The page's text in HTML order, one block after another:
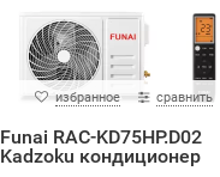
избранное сравнить
Funai RAC-KD75HP.D02
Kadzoku кондиционер